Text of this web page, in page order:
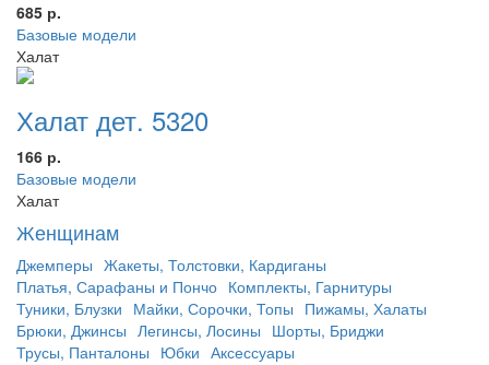
685 р.
Базовые модели
Халат
Халат дет. 5320
166 р.
Базовые модели
Халат
Женщинам
Джемперы Жакеты, Толстовки, Кардиганы
Платья, Сарафаны и Пончо Комплекты, Гарнитуры
Туники, Блузки Майки, Сорочки, Топы Пижамы, Халаты
Брюки, Джинсы Легинсы, Лосины Шорты, Бриджи
Трусы, Панталоны Юбки Аксессуары